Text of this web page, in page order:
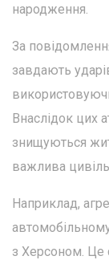
народження.
За
завдають
Внаслідок цих
знищуються
важлива
Наприклад,
з Херсоном. Це